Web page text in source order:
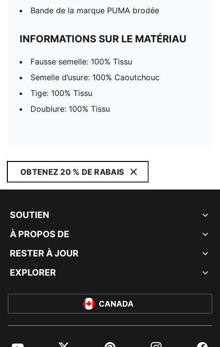
Bande de la marque PUMA brodée
INFORMATIONS SUR LE MATÉRIAU
Fausse semelle: 100% Tissu
Semelle d’usure: 100% Caoutchouc
Tige: 100% Tissu
Doublure: 100% Tissu
OBTENEZ 20 % DE RABAIS
SOUTIEN
À PROPOS DE
RESTER À JOUR
EXPLORER
CANADA